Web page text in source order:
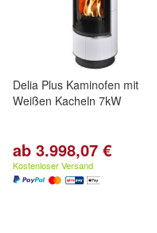
Delia Plus Kaminofen mit
Weißen Kacheln 7kW
ab 3.998,07 €
Kostenloser Versand